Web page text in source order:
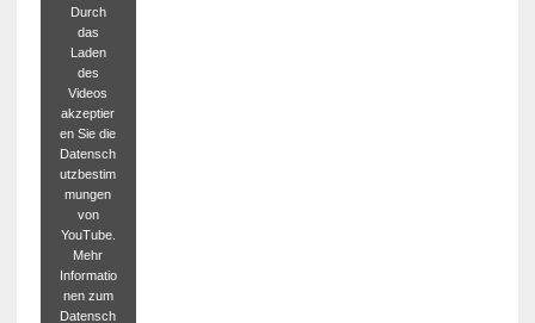
Durch
das
Laden
des
Videos
akzeptier
en Sie die
Datensch
utzbestim
mungen
von
YouTube.
Mehr
Informatio
nen zum
Datensch